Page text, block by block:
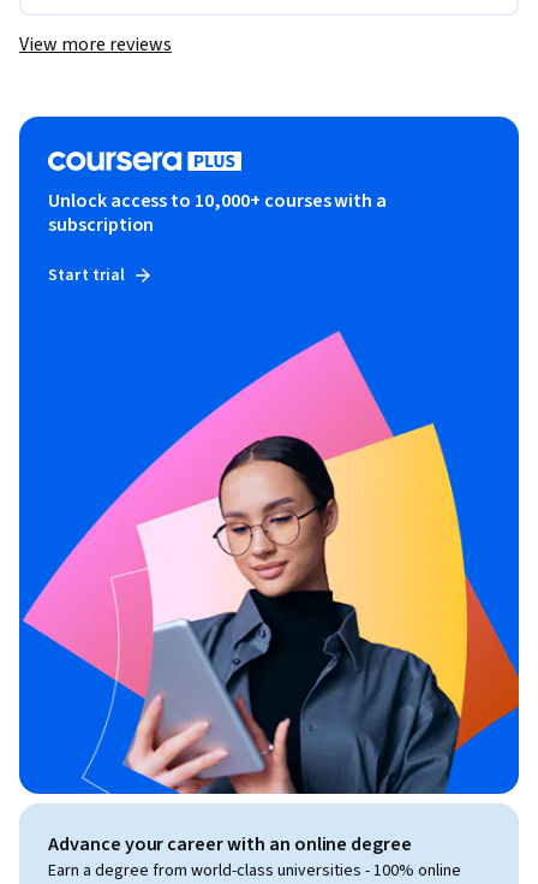
View more reviews
Unlock access to 10,000+ courses with a
subscription
Start trial
Advance your career with an online degree
Earn a degree from world-class universities - 100% online